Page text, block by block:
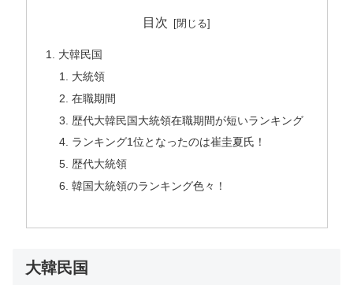
目次
大韓民国
大統領
在職期間
歴代大韓民国大統領在職期間が短いランキング
ランキング1位となったのは崔圭夏氏！
歴代大統領
韓国大統領のランキング色々！
大韓民国